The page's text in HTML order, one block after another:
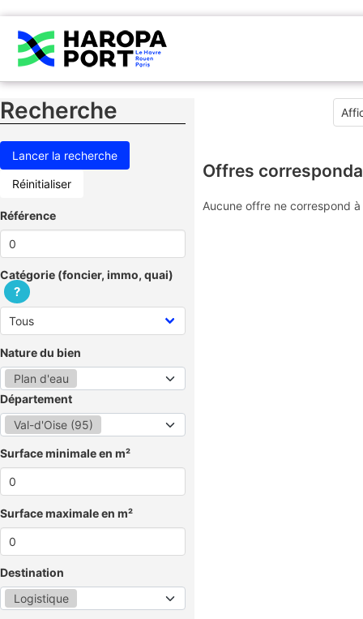
Recherche
Réinitialiser
Référence
Catégorie (foncier, immo, quai)
?
Nature du bien
Plan d'eau
Département
Val-d'Oise (95)
Surface minimale en m²
Surface maximale en m²
Destination
Logistique
Offres
Aucune offre ne correspond